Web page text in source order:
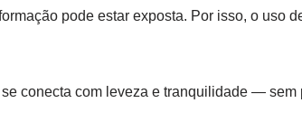
pode estar exposta. Por isso, o uso
conecta com leveza e tranquilidade — sem